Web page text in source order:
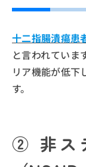
十二指腸潰瘍患
と言われていま
リア機能が低下
す。
② 非ス